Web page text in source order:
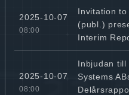
2025-10-07
08:00
Invitation to
(publ.)
Interim
2025-10-07
08:00
Inbjudan till
Systems